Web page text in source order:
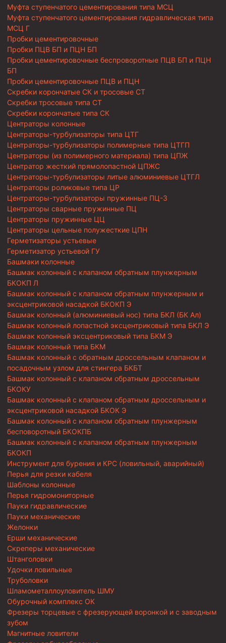
Муфта ступенчатого цементирования типа МСЦ
Муфта ступенчатого цементирования гидравлическая типа
МСЦ Г
Пробки цементировочные
Пробки ПЦВ БП и ПЦН БП
Пробки цементировочные беспроворотные ПЦВ БП и ПЦН
БП
Пробки цементировочные ПЦВ и ПЦН
Скребки корончатые СК и тросовые СТ
Скребки тросовые типа СТ
Скребки корончатые типа СК
Центраторы колонные
Центраторы-турбулизаторы типа ЦТГ
Центраторы-турбулизаторы полимерные типа ЦТГП
Центраторы (из полимерного материала) типа ЦПЖ
Центратор жесткий прямолопастной ЦПЖС
Центраторы-турбулизаторы литые алюминиевые ЦТГЛ
Центраторы роликовые типа ЦР
Центраторы-турбулизаторы пружинные ПЦ-3
Центраторы сварные пружинные ПЦ
Центраторы пружинные ЦЦ
Центраторы цельные полужесткие ЦПН
Герметизаторы устьевые
Герметизатор устьевой ГУ
Башмаки колонные
Башмак колонный с клапаном обратным плунжерным
БКОКП Л
Башмак колонный с клапаном обратным плунжерным и
эксцентриковой насадкой БКОКП Э
Башмак колонный (алюминиевый нос) типа БКЛ (БК Ал)
Башмак колонный лопастной эксцентриковый типа БКЛ Э
Башмак колонный эксцентриковый типа БКМ Э
Башмак колонный типа БКМ
Башмак колонный с обратным дроссельным клапаном и
посадочным узлом для стингера БКБТ
Башмак колонный с клапаном обратным дроссельным
БКОКУ
Башмак колонный с клапаном обратным дроссельным и
эксцентриковой насадкой БКОК Э
Башмак колонный с клапаном обратным плунжерным
бесповоротный БКОКПБ
Башмак колонный с клапаном обратным плунжерным
БКОКП
Инструмент для бурения и КРС (ловильный, аварийный)
Перья для резки кабеля
Шаблоны колонные
Перья гидромониторные
Пауки гидравлические
Пауки механические
Желонки
Ерши механические
Скреперы механические
Штанголовки
Удочки ловильные
Труболовки
Шламометаллоуловитель ШМУ
Обурочный комплекс ОК
Фрезеры торцевые с фрезерующей воронкой и с заводным
зубом
Магнитные ловители